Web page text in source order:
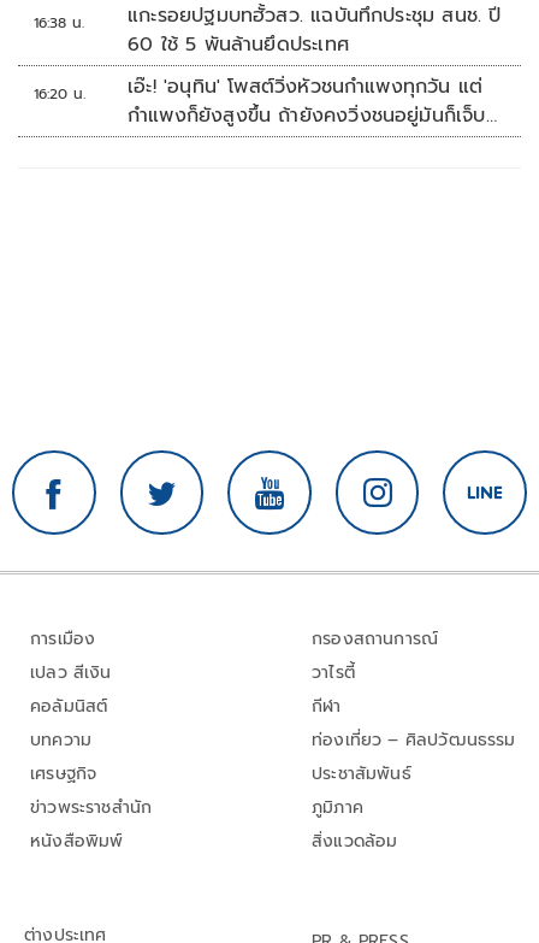
16:38 น.
แกะรอยปฐมบทฮั้วสว. แฉบันทึกประชุม สนช. ปี
60 ใช้ 5 พันล้านยึดประเทศ
16:20 น.
เอ๊ะ! 'อนุทิน' โพสต์วิ่งหัวชนกำแพงทุกวัน แต่
กำแพงก็ยังสูงขึ้น ถ้ายังคงวิ่งชนอยู่มันก็เจ็บ
หัวอีก
การเมือง
เปลว สีเงิน
คอลัมนิสต์
บทความ
เศรษฐกิจ
ข่าวพระราชสำนัก
หนังสือพิมพ์
กรองสถานการณ์
วาไรตี้
กีฬา
ท่องเที่ยว – ศิลปวัฒนธรรม
ประชาสัมพันธ์
ภูมิภาค
สิ่งแวดล้อม
ต่างประเทศ